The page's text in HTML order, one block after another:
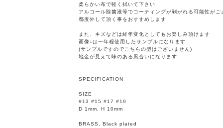
柔らかい布で軽く拭いて下さい
アルコール除菌液等でコーティングが剥がれる可能性がご
都度外して頂く事をおすすめします
また、キズなどは経年変化としてもお楽しみ頂けます
画像↓は一年程使用したサンプルになります
(サンプルですのでこちらの型はございません)
地金が見えて味のある風合いになります
SPECIFICATION
SIZE
#13 #15 #17 #19
D 1mm, H 10mm
BRASS, Black plated